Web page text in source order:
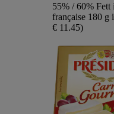
55% / 60% Fett
française 180 g
€ 11.45)